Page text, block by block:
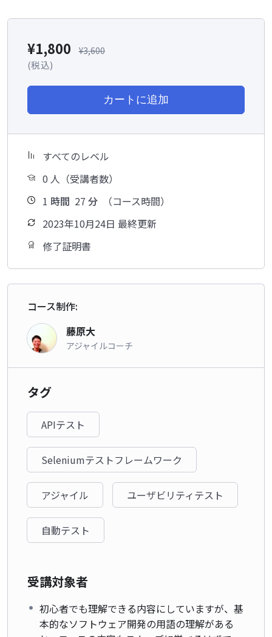
¥1,800 ¥3,600
(税込)
カートに追加
すべてのレベル
0 人（受講者数）
1 時間 27 分
（コース時間）
2023年10月24日 最終更新
修了証明書
コース制作:
藤原大
アジャイルコーチ
タグ
APIテスト
Seleniumテストフレームワーク
アジャイル ユーザビリティテスト
自動テスト
受講対象者
初心者でも理解できる内容にしていますが、基
本的なソフトウェア開発の用語の理解がある